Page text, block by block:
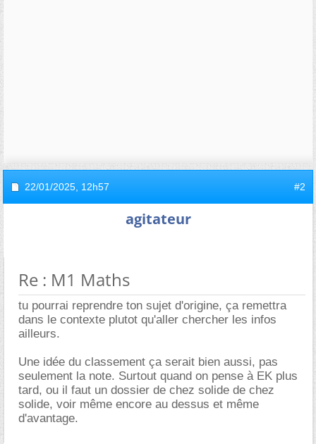
22/01/2025, 12h57 #2
agitateur
Re : M1 Maths
tu pourrai reprendre ton sujet d'origine, ça remettra
dans le contexte plutot qu'aller chercher les infos
ailleurs.
Une idée du classement ça serait bien aussi, pas
seulement la note. Surtout quand on pense à EK plus
tard, ou il faut un dossier de chez solide de chez
solide, voir même encore au dessus et même
d'avantage.